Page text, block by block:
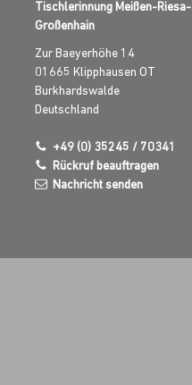
Tischlerinnung Meißen-Riesa-
Großenhain
Zur Baeyerhöhe 14
01665 Klipphausen OT
Burkhardswalde
Deutschland
+49 (0) 35245 / 70341
Rückruf beauftragen
Nachricht senden